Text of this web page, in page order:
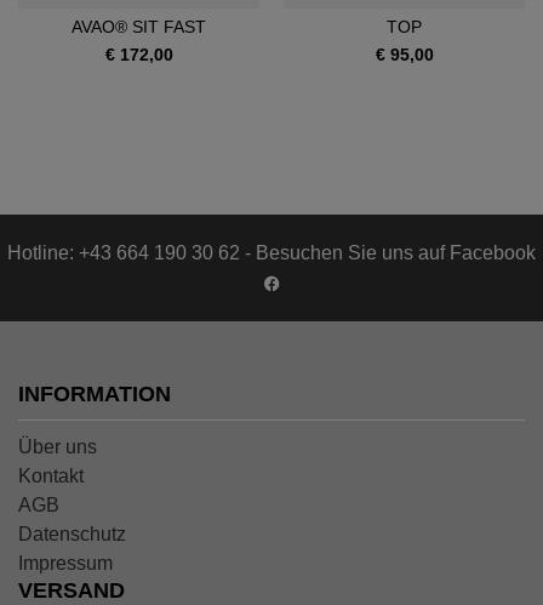
AVAO® SIT FAST
€ 172,00
TOP
€ 95,00
Hotline: +43 664 190 30 62 - Besuchen Sie uns auf Facebook
INFORMATION
Über uns
Kontakt
AGB
Datenschutz
Impressum
VERSAND